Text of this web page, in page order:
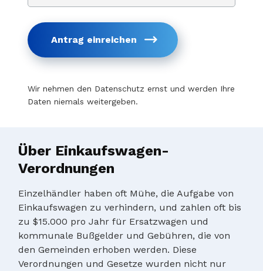
Antrag einreichen
Wir nehmen den Datenschutz ernst und werden Ihre
Daten niemals weitergeben.
Über Einkaufswagen-
Verordnungen
Einzelhändler haben oft Mühe, die Aufgabe von
Einkaufswagen zu verhindern, und zahlen oft bis
zu $15.000 pro Jahr für Ersatzwagen und
kommunale Bußgelder und Gebühren, die von
den Gemeinden erhoben werden. Diese
Verordnungen und Gesetze wurden nicht nur